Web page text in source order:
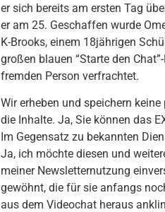
er sich bereits am ersten Tag
er am 25. Geschaffen wurde
K-Brooks, einem 18jährigen
großen blauen “Starte den
fremden Person verfrachtet.
Wir erheben und speichern
die Inhalte. Ja, Sie können das
Im Gegensatz zu bekannten
Ja, ich möchte diesen und
meiner Newsletternutzung
gewöhnt, die für sie anfangs
aus dem Video­chat heraus